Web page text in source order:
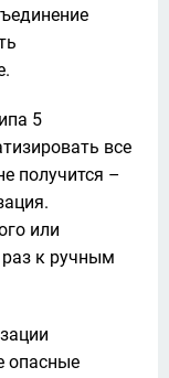
5
все
получится –
или
к ручным
опасные